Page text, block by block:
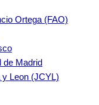
Ortega (FAO)
de Madrid
y Leon (JCYL)